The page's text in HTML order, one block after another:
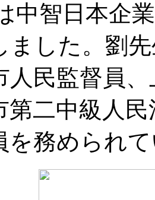
中智日本企
ました。劉
人民監督員
第二中級人
を務められ